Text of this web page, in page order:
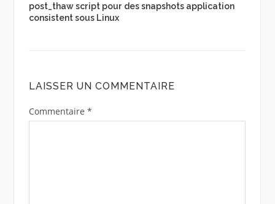
post_thaw script pour des snapshots application
consistent sous Linux
LAISSER UN COMMENTAIRE
Commentaire *